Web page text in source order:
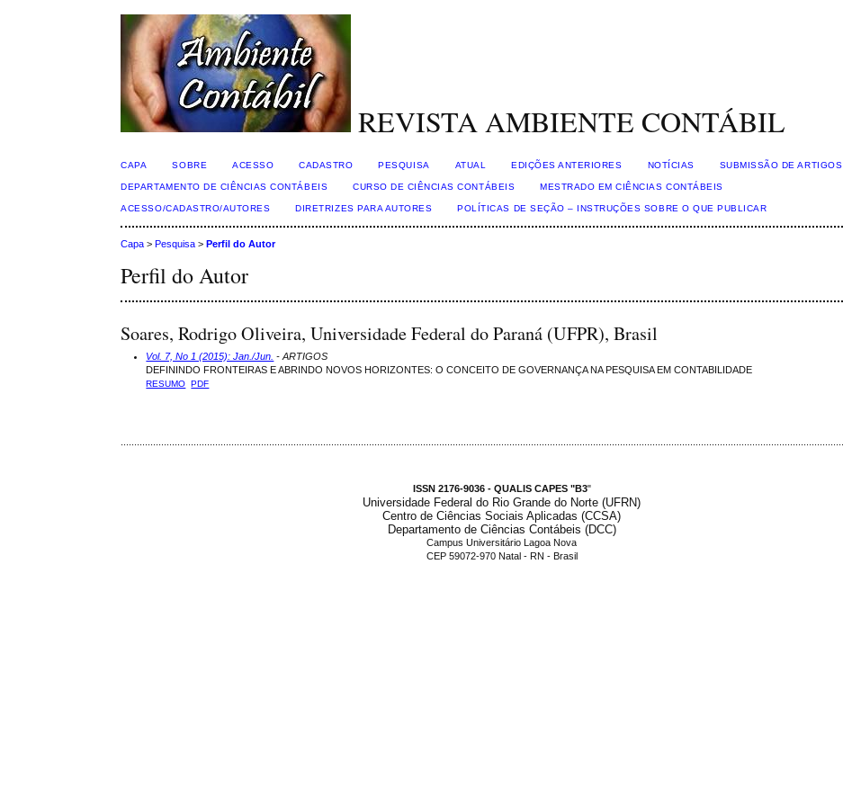
REVISTA AMBIENTE CONTÁBIL
CAPA SOBRE ACESSO CADASTRO PESQUISA ATUAL EDIÇÕES ANTERIORES NOTÍCIAS SUBMISSÃO DE ARTIGOS
DEPARTAMENTO DE CIÊNCIAS CONTÁBEIS CURSO DE CIÊNCIAS CONTÁBEIS MESTRADO EM CIÊNCIAS CONTÁBEIS
ACESSO/CADASTRO/AUTORES DIRETRIZES PARA AUTORES POLÍTICAS DE SEÇÃO – INSTRUÇÕES SOBRE O QUE PUBLICAR
Capa >Pesquisa >Perfil do Autor
Perfil do Autor
Soares, Rodrigo Oliveira, Universidade Federal do Paraná (UFPR), Brasil
Vol. 7, No 1 (2015): Jan./Jun. - ARTIGOS
DEFININDO FRONTEIRAS E ABRINDO NOVOS HORIZONTES: O CONCEITO DE GOVERNANÇA NA PESQUISA EM CONTABILIDADE
RESUMO PDF
ISSN 2176-9036 - QUALIS CAPES "B3"
Universidade Federal do Rio Grande do Norte (UFRN)
Centro de Ciências Sociais Aplicadas (CCSA)
Departamento de Ciências Contábeis (DCC)
Campus Universitário Lagoa Nova
CEP 59072-970 Natal - RN - Brasil